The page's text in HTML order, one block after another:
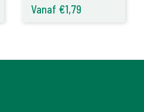
Vanaf €1,79